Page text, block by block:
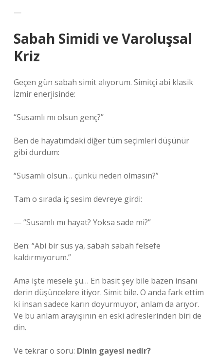
—
Sabah Simidi ve Varoluşsal
Kriz
Geçen gün sabah simit alıyorum. Simitçi abi klasik
İzmir enerjisinde:
“Susamlı mı olsun genç?”
Ben de hayatımdaki diğer tüm seçimleri düşünür
gibi durdum:
“Susamlı olsun… çünkü neden olmasın?”
Tam o sırada iç sesim devreye girdi:
— “Susamlı mı hayat? Yoksa sade mi?”
Ben: “Abi bir sus ya, sabah sabah felsefe
kaldırmıyorum.”
Ama işte mesele şu… En basit şey bile bazen insanı
derin düşüncelere itiyor. Simit bile. O anda fark ettim
ki insan sadece karın doyurmuyor, anlam da arıyor.
Ve bu anlam arayışının en eski adreslerinden biri de
din.
Ve tekrar o soru: Dinin gayesi nedir?